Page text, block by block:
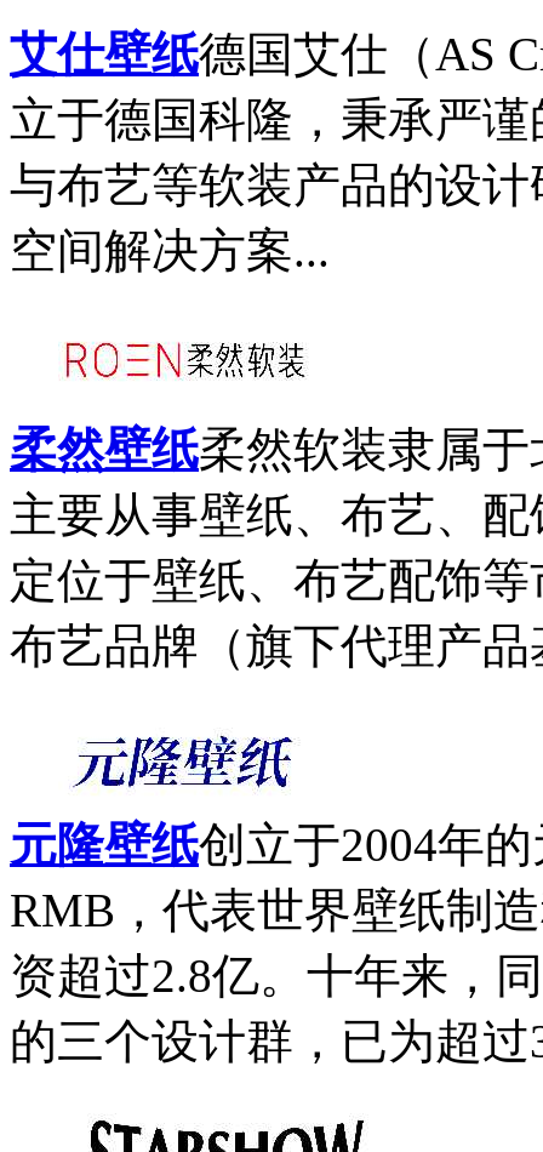
艾仕壁纸德国艾仕（AS
立于德国科隆，秉承严
与布艺等软装产品的设
空间解决方案...
柔然壁纸柔然软装隶属
主要从事壁纸、布艺、
定位于壁纸、布艺配饰
布艺品牌（旗下代理产
元隆壁纸创立于2004年
RMB，代表世界壁纸制
资超过2.8亿。十年来，
的三个设计群，已为超过